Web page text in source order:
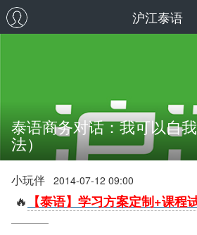
沪江泰语
泰语商务对话：我可以自
法）
小玩伴 2014-07-12 09:00
🔥 【泰语】学习方案定制+课程